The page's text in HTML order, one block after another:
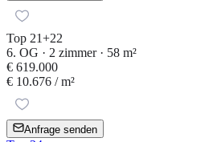
Top 21+22
6. OG · 2 zimmer · 58 m²
€ 619.000
€ 10.676 / m²
Anfrage senden